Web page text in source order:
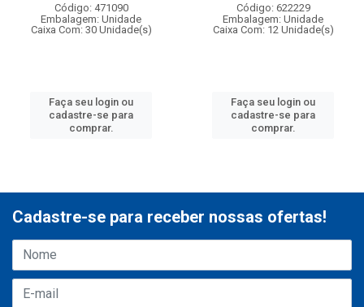
Código: 471090
Embalagem: Unidade
Caixa Com: 30 Unidade(s)
Faça seu login ou
cadastre-se para
comprar.
Código: 622229
Embalagem: Unidade
Caixa Com: 12 Unidade(s)
Faça seu login ou
cadastre-se para
comprar.
Cadastre-se para receber nossas ofertas!